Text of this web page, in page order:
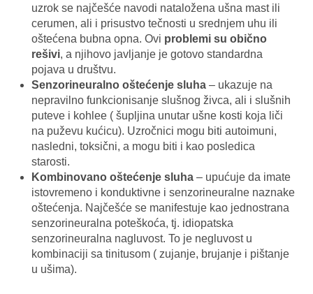
uzrok se najčešće navodi nataložena ušna mast ili
cerumen, ali i prisustvo tečnosti u srednjem uhu ili
oštećena bubna opna. Ovi problemi su obično
rešivi, a njihovo javljanje je gotovo standardna
pojava u društvu.
Senzorineuralno oštećenje sluha – ukazuje na
nepravilno funkcionisanje slušnog živca, ali i slušnih
puteve i kohlee ( šupljina unutar ušne kosti koja liči
na puževu kućicu). Uzročnici mogu biti autoimuni,
nasledni, toksični, a mogu biti i kao posledica
starosti.
Kombinovano oštećenje sluha – upućuje da imate
istovremeno i konduktivne i senzorineuralne naznake
oštećenja. Najčešće se manifestuje kao jednostrana
senzorineuralna poteškoća, tj. idiopatska
senzorineuralna nagluvost. To je negluvost u
kombinaciji sa tinitusom ( zujanje, brujanje i pištanje
u ušima).